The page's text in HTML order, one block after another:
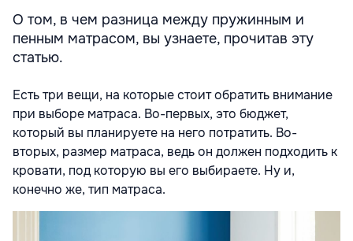
О том, в чем разница между пружинным и
пенным матрасом, вы узнаете, прочитав эту
статью.
Есть три вещи, на которые стоит обратить внимание
при выборе матраса. Во-первых, это бюджет,
который вы планируете на него потратить. Во-
вторых, размер матраса, ведь он должен подходить к
кровати, под которую вы его выбираете. Ну и,
конечно же, тип матраса.